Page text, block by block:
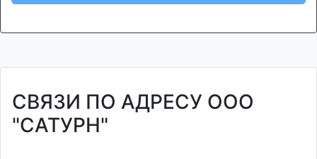
СВЯЗИ ПО АДРЕСУ ООО
"САТУРН"